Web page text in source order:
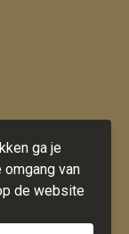
ga je
van
de website